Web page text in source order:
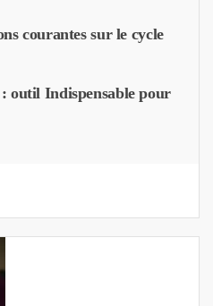
courantes sur le cycle
outil Indispensable pour